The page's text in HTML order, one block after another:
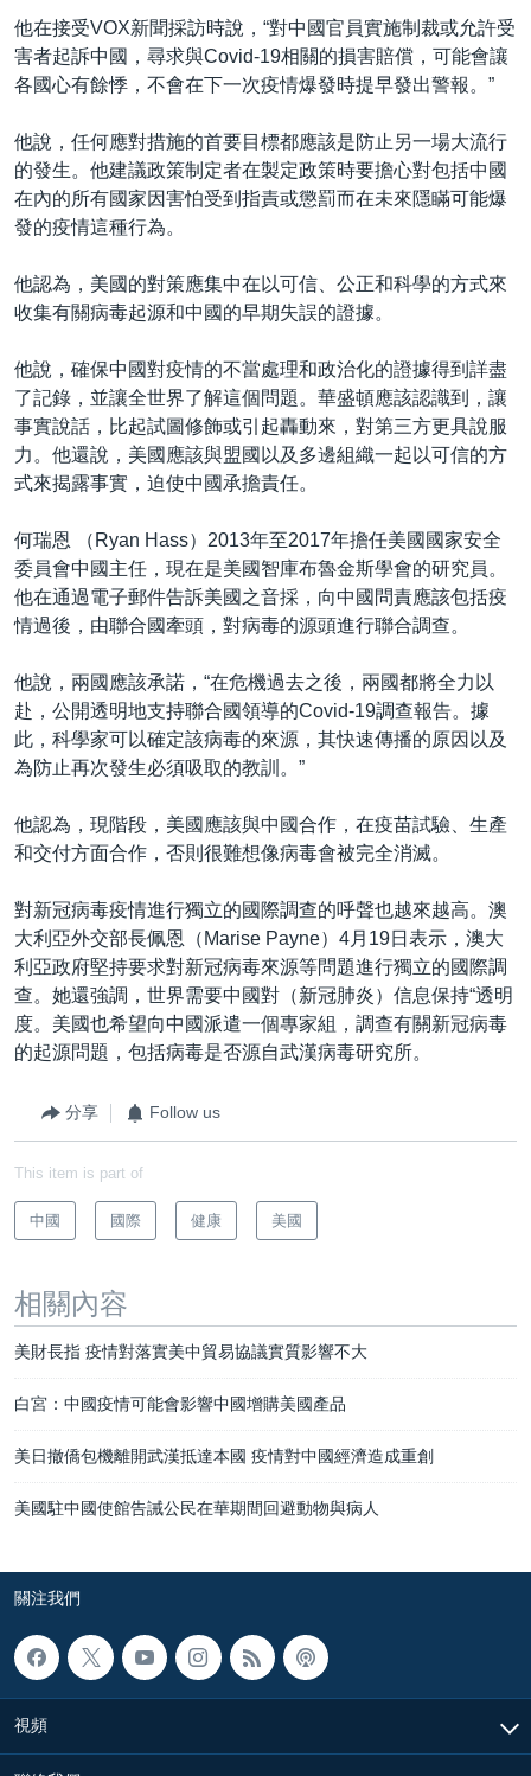
他在接受VOX新聞採訪時說，“對中國官員實施制裁或允許受
害者起訴中國，尋求與Covid-19相關的損害賠償，可能會讓
各國心有餘悸，不會在下一次疫情爆發時提早發出警報。”
他說，任何應對措施的首要目標都應該是防止另一場大流行
的發生。他建議政策制定者在製定政策時要擔心對包括中國
在內的所有國家因害怕受到指責或懲罰而在未來隱瞞可能爆
發的疫情這種行為。
他認為，美國的對策應集中在以可信、公正和科學的方式來
收集有關病毒起源和中國的早期失誤的證據。
他說，確保中國對疫情的不當處理和政治化的證據得到詳盡
了記錄，並讓全世界了解這個問題。華盛頓應該認識到，讓
事實說話，比起試圖修飾或引起轟動來，對第三方更具說服
力。他還說，美國應該與盟國以及多邊組織一起以可信的方
式來揭露事實，迫使中國承擔責任。
何瑞恩 （Ryan Hass）2013年至2017年擔任美國國家安全
委員會中國主任，現在是美國智庫布魯金斯學會的研究員。
他在通過電子郵件告訴美國之音採，向中國問責應該包括疫
情過後，由聯合國牽頭，對病毒的源頭進行聯合調查。
他說，兩國應該承諾，“在危機過去之後，兩國都將全力以
赴，公開透明地支持聯合國領導的Covid-19調查報告。據
此，科學家可以確定該病毒的來源，其快速傳播的原因以及
為防止再次發生必須吸取的教訓。”
他認為，現階段，美國應該與中國合作，在疫苗試驗、生產
和交付方面合作，否則很難想像病毒會被完全消滅。
對新冠病毒疫情進行獨立的國際調查的呼聲也越來越高。澳
大利亞外交部長佩恩（Marise Payne）4月19日表示，澳大
利亞政府堅持要求對新冠病毒來源等問題進行獨立的國際調
查。她還強調，世界需要中國對（新冠肺炎）信息保持“透明
度。美國也希望向中國派遣一個專家組，調查有關新冠病毒
的起源問題，包括病毒是否源自武漢病毒研究所。
分享 Follow us
This item is part of
中國 國際 健康 美國
相關內容
美財長指 疫情對落實美中貿易協議實質影響不大
白宮：中國疫情可能會影響中國增購美國產品
美日撤僑包機離開武漢抵達本國 疫情對中國經濟造成重創
美國駐中國使館告誡公民在華期間回避動物與病人
關注我們
視頻